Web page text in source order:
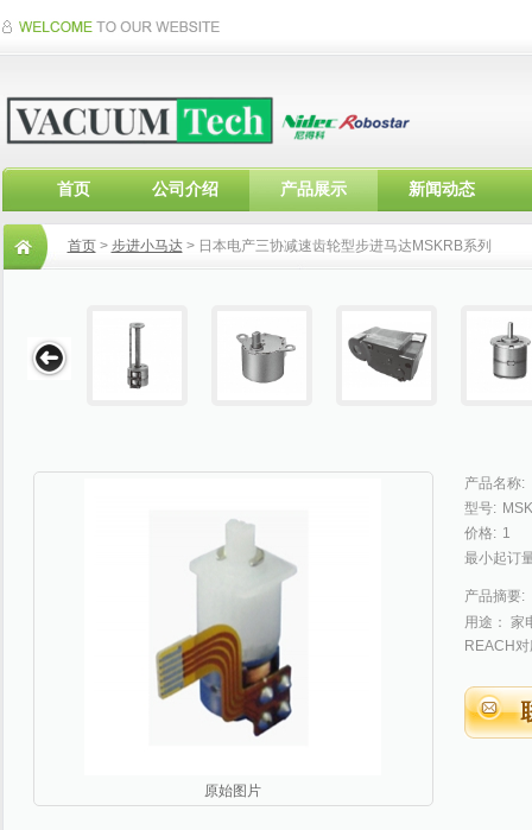
首页 公司介绍 产品展示 新闻动态
首页> 步进小马达> 日本电产三协减速齿轮型步进马达MSKRB系列
原始图片
产品名称:
型号:
价格: 1
最小起订
产品摘要:
用途： 家
REACH